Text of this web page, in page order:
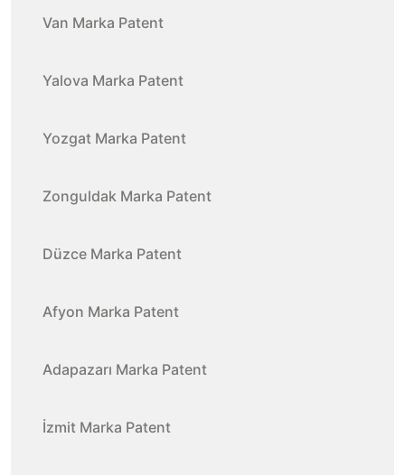
Van Marka Patent
Yalova Marka Patent
Yozgat Marka Patent
Zonguldak Marka Patent
Düzce Marka Patent
Afyon Marka Patent
Adapazarı Marka Patent
İzmit Marka Patent